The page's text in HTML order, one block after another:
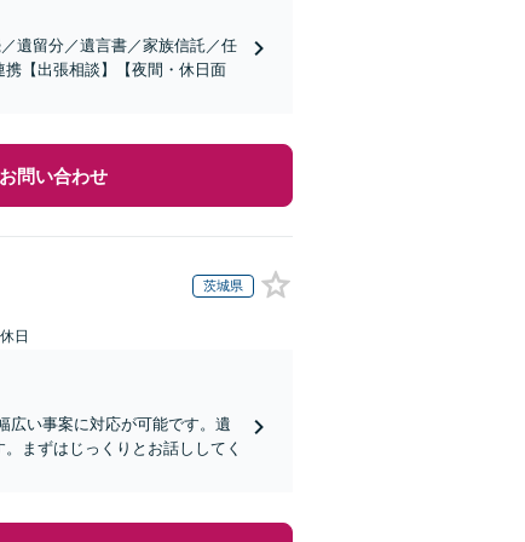
遺留分／遺言書／家族信託／任
【出張相談】【夜間・休日面
問い合わせ
茨城県
日
い事案に対応が可能です。遺
まずはじっくりとお話ししてく